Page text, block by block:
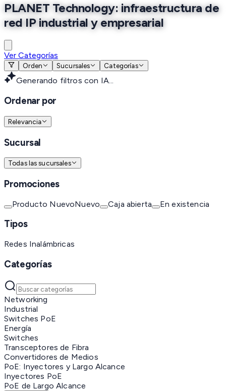
PLANET Technology: infraestructura de
red IP industrial y empresarial
Ver Categorías
Orden Sucursales Categorías
Generando filtros con IA...
Ordenar por
Relevancia
Sucursal
Todas las sucursales
Promociones
Producto NuevoNuevo Caja abierta En existencia
Tipos
Redes Inalámbricas
Categorías
Networking
Industrial
Switches PoE
Energía
Switches
Transceptores de Fibra
Convertidores de Medios
PoE: Inyectores y Largo Alcance
Inyectores PoE
PoE de Largo Alcance